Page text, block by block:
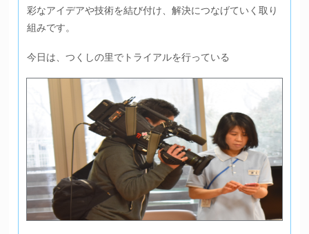
彩なアイデアや技術を結び付け、解決につなげていく取り
組みです。
今日は、つくしの里でトライアルを行っている